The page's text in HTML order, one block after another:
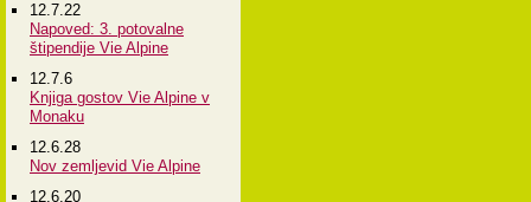
12.7.22
Napoved: 3. potovalne
štipendije Vie Alpine
12.7.6
Knjiga gostov Vie Alpine v
Monaku
12.6.28
Nov zemljevid Vie Alpine
12.6.20